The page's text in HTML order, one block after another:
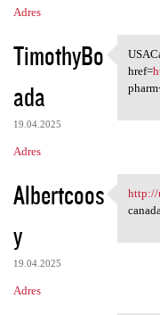
Adres
TimothyBo
ada
19.04.2025
Adres
href=
Albertcoos
y
19.04.2025
Adres
http://
http://